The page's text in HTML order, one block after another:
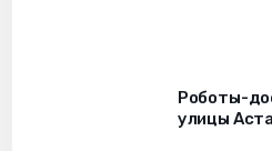
Роботы-
улицы